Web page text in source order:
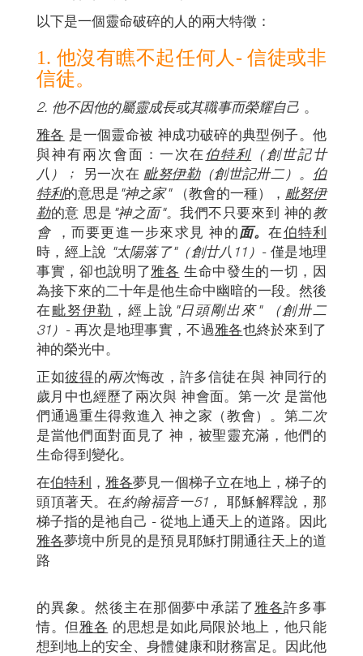
以下是一個靈命破碎的人的兩大特徵：
1. 他沒有瞧不起任何人- 信徒或非
信徒。
2. 他不因他的屬靈成長或其職事而榮耀自己 。
雅各 是一個靈命被 神成功破碎的典型例子。他
與神有兩次會面：一次在 伯特利 （創世記廿
八）﹔
另一次在 毗努伊勒（創世記卅二）。 伯
特利的意思是"神之家"（教會的一種）， 毗努伊
勒的意 思是 "神之面"。我們不只要來到 神的教
會 ，而要更進一步來求見 神的面。在伯特利
時，經上說 "太陽落了"（創廿八11） - 僅是地理
事實，卻也說明了雅各 生命中發生的一切，因
為接下來的二十年是他生命中幽暗的一段。然後
在毗努伊勒 ，經上說 "日頭剛出來"
（創卅二
31） - 再次是地理事實，不過雅各也終於來到了
神的榮光中。
正如彼得的兩次悔改，許多信徒在與 神同行的
歲月中也經歷了兩次與 神會面。第一次是當他
們通過重生得救進入 神之家（教會）。第 二次
是當他們面對面見了 神，被聖靈充滿，他們的
生命得到變化。
在伯特利 ， 雅各夢見一個梯子立在地上，梯子的
頭頂著天。在約翰福音一51，
耶穌解釋說，那
梯子指的是祂自己 - 從地上通天上的道路。因此
雅各夢境中所見的是預見耶穌打開通往天上的道
路
的異象。然後主在那個夢中承諾了雅各許多事
情。但雅各 的思想是如此局限於地上，他只能
想到地上的安全、身體健康和財務富足。因此他